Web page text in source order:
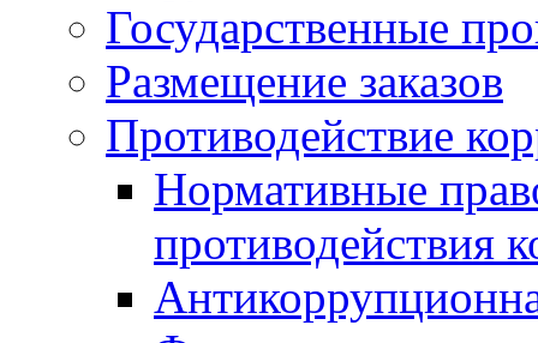
Государственные
Размещение заказов
Противодействие
Нормативные
противодействия